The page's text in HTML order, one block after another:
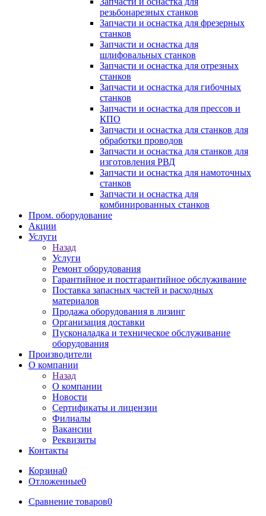
резьбонарезных станков
Запчасти и оснастка для фрезерных
станков
Запчасти и оснастка для
шлифовальных станков
Запчасти и оснастка для отрезных
станков
Запчасти и оснастка для гибочных
станков
Запчасти и оснастка для прессов и
КПО
Запчасти и оснастка для станков для
обработки проводов
Запчасти и оснастка для станков для
изготовления РВД
Запчасти и оснастка для намоточных
станков
Запчасти и оснастка для
комбинированных станков
Пром. оборудование
Акции
Услуги
Назад
Услуги
Ремонт оборудования
Гарантийное и постгарантийное обслуживание
Поставка запасных частей и расходных
материалов
Продажа оборудования в лизинг
Организация доставки
Пусконаладка и техническое обслуживание
оборудования
Производители
О компании
Назад
О компании
Новости
Сертификаты и лицензии
Филиалы
Вакансии
Реквизиты
Контакты
Корзина0
Отложенные0
Сравнение товаров0